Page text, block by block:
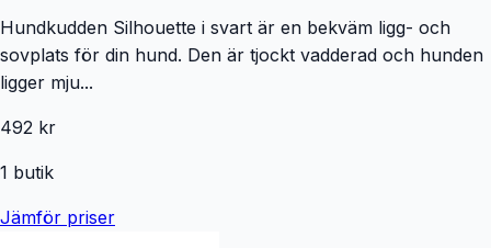
Hundkudden Silhouette i svart är en bekväm ligg- och
sovplats för din hund. Den är tjockt vadderad och hunden
ligger mju...
492 kr
1 butik
Jämför priser